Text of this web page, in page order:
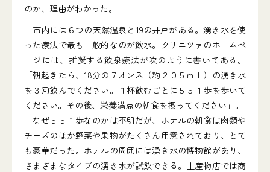
のか、理由がわかった。
市内には６つの天然温泉と19の井戸がある。湧き水を使
った療法で最も一般的なのが飲水。クリニツァのホームペ
ージには、推奨する飲泉療法が次のように書いてある。
「朝起きたら、18分の７オンス（約２０５ｍｌ）の湧き水
を３回飲んでください。１杯飲むごとに５５１歩を歩いて
ください。その後、栄養満点の朝食を摂ってください」。
なぜ５５１歩なのかは不明だが、ホテルの朝食は肉類や
チーズのほか野菜や果物がたくさん用意されており、とて
も豪華だった。ホテルの周囲には湧き水の博物館があり、
さまざまなタイプの湧き水が試飲できる。土産物店では商